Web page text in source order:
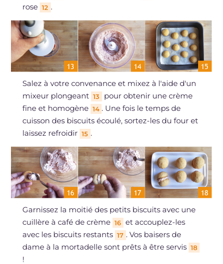
rose 12 .
Salez à votre convenance et mixez à l'aide d'un
mixeur plongeant 13
pour obtenir une crème
fine et homogène 14 . Une fois le temps de
cuisson des biscuits écoulé, sortez-les du four et
laissez refroidir 15 .
Garnissez la moitié des petits biscuits avec une
cuillère à café de crème 16 et accouplez-les
avec les biscuits restants 17 . Vos baisers de
dame à la mortadelle sont prêts à être servis 18
!